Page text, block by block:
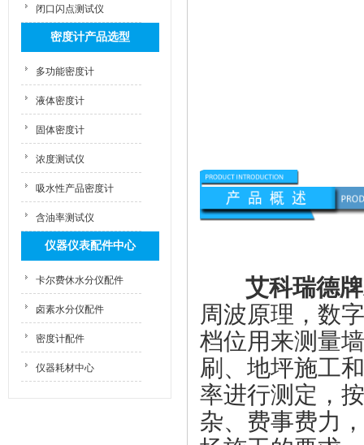
闭口闪点测试仪
密度计产品选型
多功能密度计
液体密度计
固体密度计
浓度测试仪
吸水性产品密度计
含油率测试仪
仪器仪表配件中心
卡尔费休水分仪配件
卤素水分仪配件
密度计配件
仪器耗材中心
艾科瑞德牌
周波原理，数
档位用来测量
刷、地坪施工
率进行测定，
杂、费事费力